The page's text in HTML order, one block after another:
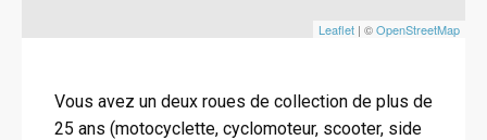
Leaflet | ©OpenStreetMap
Vous avez un deux roues de collection de plus de
25 ans (motocyclette, cyclomoteur, scooter, side